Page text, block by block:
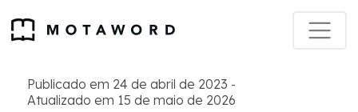
Publicado em 24 de abril de 2023 -
Atualizado em 15 de maio de 2026